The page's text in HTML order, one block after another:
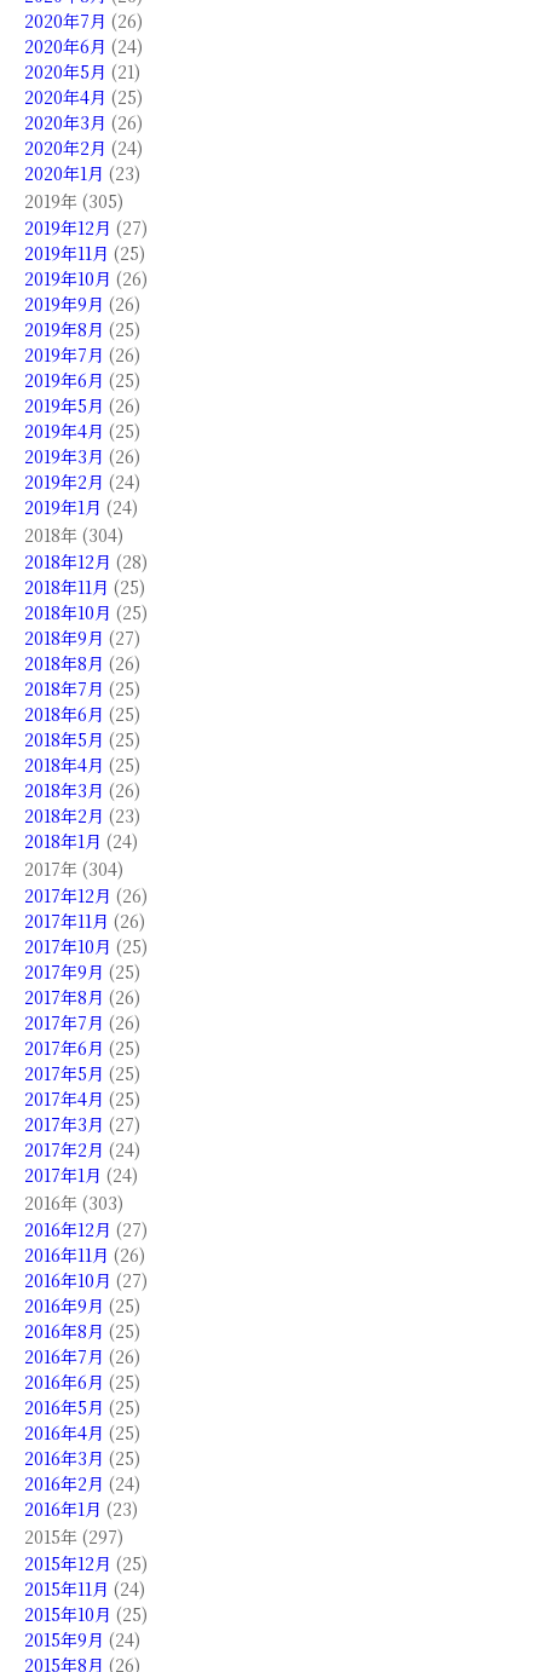
2020年7月 (26)
2020年6月 (24)
2020年5月 (21)
2020年4月 (25)
2020年3月 (26)
2020年2月 (24)
2020年1月 (23)
2019年 (305)
2019年12月 (27)
2019年11月 (25)
2019年10月 (26)
2019年9月 (26)
2019年8月 (25)
2019年7月 (26)
2019年6月 (25)
2019年5月 (26)
2019年4月 (25)
2019年3月 (26)
2019年2月 (24)
2019年1月 (24)
2018年 (304)
2018年12月 (28)
2018年11月 (25)
2018年10月 (25)
2018年9月 (27)
2018年8月 (26)
2018年7月 (25)
2018年6月 (25)
2018年5月 (25)
2018年4月 (25)
2018年3月 (26)
2018年2月 (23)
2018年1月 (24)
2017年 (304)
2017年12月 (26)
2017年11月 (26)
2017年10月 (25)
2017年9月 (25)
2017年8月 (26)
2017年7月 (26)
2017年6月 (25)
2017年5月 (25)
2017年4月 (25)
2017年3月 (27)
2017年2月 (24)
2017年1月 (24)
2016年 (303)
2016年12月 (27)
2016年11月 (26)
2016年10月 (27)
2016年9月 (25)
2016年8月 (25)
2016年7月 (26)
2016年6月 (25)
2016年5月 (25)
2016年4月 (25)
2016年3月 (25)
2016年2月 (24)
2016年1月 (23)
2015年 (297)
2015年12月 (25)
2015年11月 (24)
2015年10月 (25)
2015年9月 (24)
2015年8月 (26)